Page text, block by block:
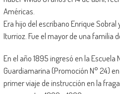
Américas.
Era hijo del escribano Enrique Sobral
Iturrioz. Fue el mayor de una familia
En el año 1895 ingresó en la Escuela
Guardiamarina (Promoción N° 24)
primer viaje de instrucción en la